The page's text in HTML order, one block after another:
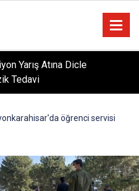
Yarış Atına Dicle
Tedavi
öğrenci servisi